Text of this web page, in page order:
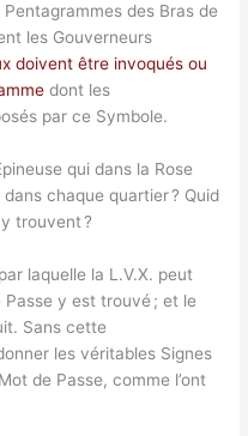
des Bras de
les Gouverneurs
doivent être invoqués ou
dont les
par ce Symbole.
qui dans la Rose
chaque quartier ? Quid
trouvent ?
laquelle la L.V.X. peut
y est trouvé ; et le
Sans cette
les véritables Signes
de Passe, comme l’ont